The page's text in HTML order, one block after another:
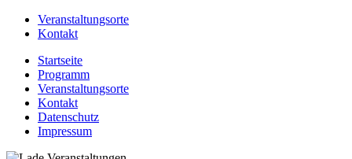
Veranstaltungsorte
Kontakt
Startseite
Programm
Veranstaltungsorte
Kontakt
Datenschutz
Impressum